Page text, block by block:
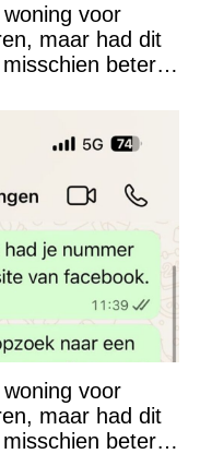
voor
maar had dit
beter
voor
maar had dit
beter